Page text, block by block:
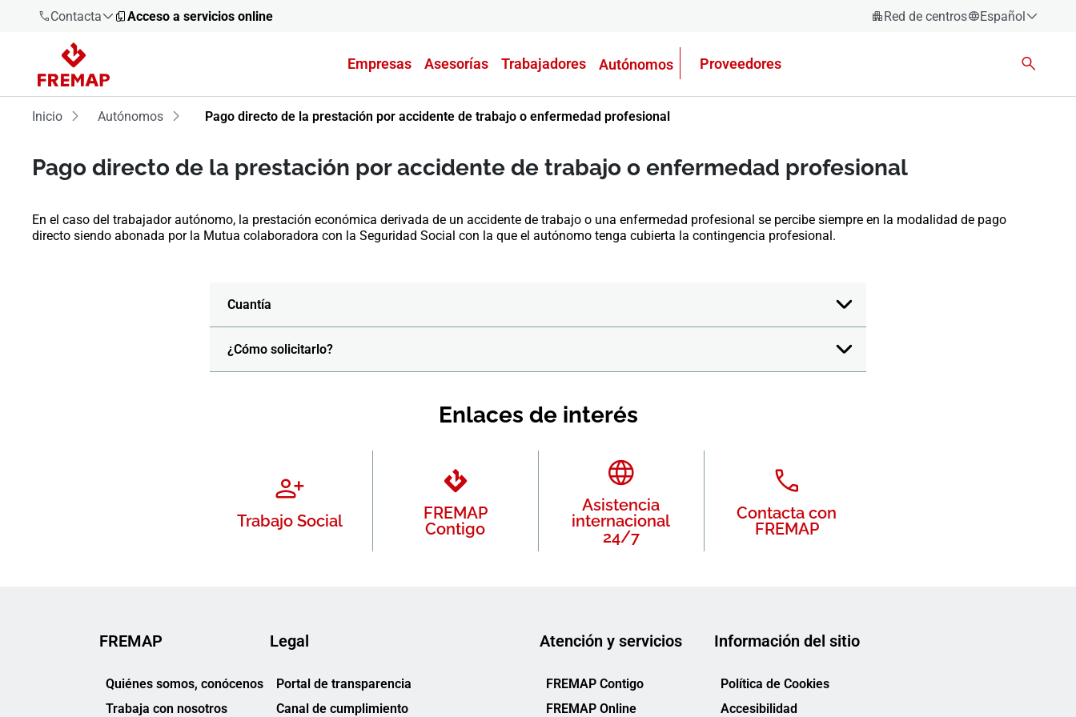
Contacta
900 61 00
61
919 61 61
Acceso a servicios online Red de centros
Español
Empresas Asesorías Trabajadores Autónomos Proveedores
Inicio Autónomos Pago directo de la prestación por accidente de trabajo o enfermedad profesional
Pago directo de la prestación por accidente de trabajo o enfermedad profesional
En el caso del trabajador autónomo, la prestación económica derivada de un accidente de trabajo o una enfermedad profesional se percibe siempre en la modalidad de pago
directo siendo abonada por la Mutua colaboradora con la Seguridad Social con la que el autónomo tenga cubierta la contingencia profesional.
Cuantía
¿Cómo solicitarlo?
Enlaces de interés
Trabajo Social
FREMAP
Contigo
Asistencia
internacional
24/7
Contacta con
FREMAP
FREMAP
Quiénes somos, conócenos
Trabaja con nosotros
Legal
Portal de transparencia
Canal de cumplimiento
Atención y servicios
FREMAP Contigo
FREMAP Online
Información del sitio
Política de Cookies
Accesibilidad